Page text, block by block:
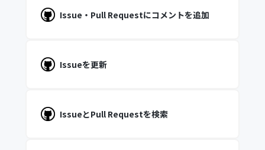
Issue・Pull Requestにコメントを追加
Issueを更新
IssueとPull Requestを検索